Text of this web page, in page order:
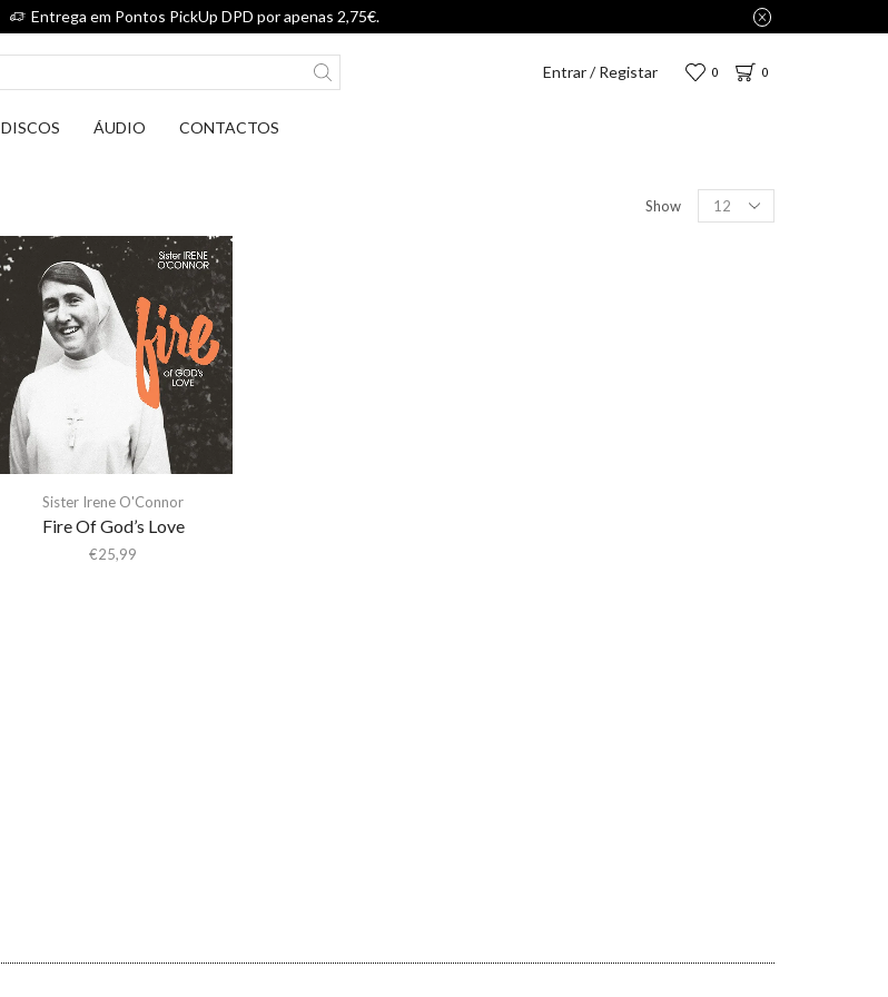
Entrega em Pontos PickUp DPD por apenas 2,75€.
Entrar / Registar 0 0
DISCOS ÁUDIO CONTACTOS
Show
Sister Irene O'Connor
Fire Of God’s Love
€25,99